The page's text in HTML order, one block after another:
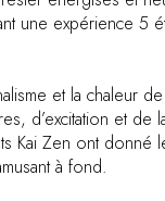
une expérience 5
et la chaleur de
d’excitation et de
Kai Zen ont donné
à fond.